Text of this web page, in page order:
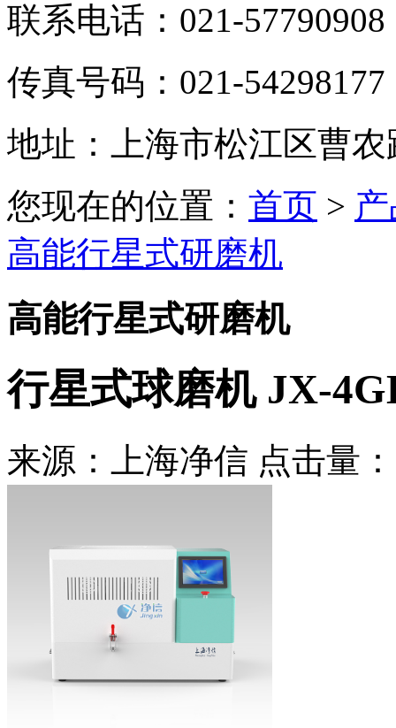
联系电话：021-57790908
传真号码：021-54298177
地址：上海市松江区曹农
您现在的位置： 首页 >
高能行星式研磨机
高能行星式研磨机
行星式球磨机 JX-
来源：上海净信 点击量：